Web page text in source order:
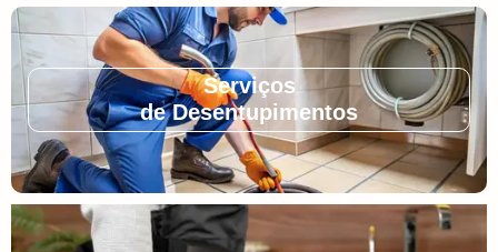
Serviços
de Desentupimentos